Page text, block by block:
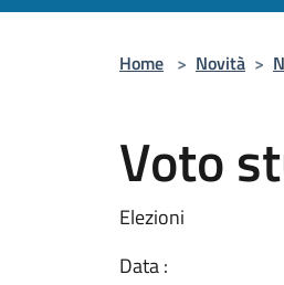
Home > Novità >
Voto
Elezioni
Data :